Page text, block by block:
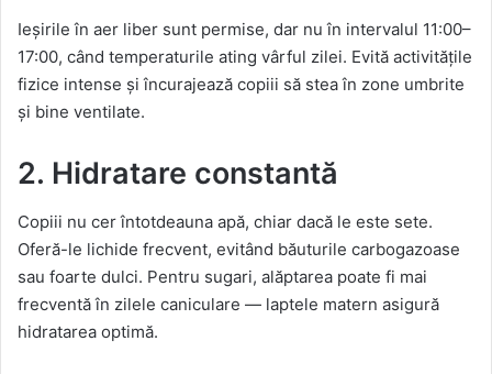
Ieșirile în aer liber sunt permise, dar nu în intervalul 11:00–
17:00, când temperaturile ating vârful zilei. Evită activitățile
fizice intense și încurajează copiii să stea în zone umbrite
și bine ventilate.
2. Hidratare constantă
Copiii nu cer întotdeauna apă, chiar dacă le este sete.
Oferă-le lichide frecvent, evitând băuturile carbogazoase
sau foarte dulci. Pentru sugari, alăptarea poate fi mai
frecventă în zilele caniculare — laptele matern asigură
hidratarea optimă.